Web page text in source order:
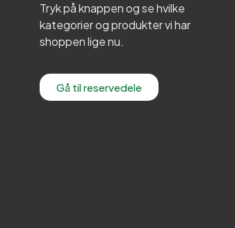
Tryk på knappen og se hvilke
kategorier og produkter vi har
shoppen lige nu.
Gå til reservedele